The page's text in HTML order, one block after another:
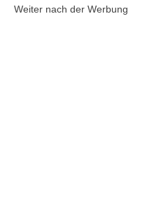
Weiter nach der Werbung